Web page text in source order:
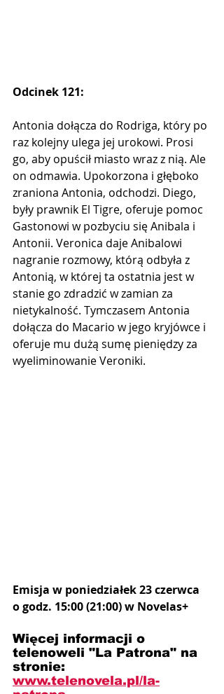
Odcinek 121:
Antonia dołącza do Rodriga, który po
raz kolejny ulega jej urokowi. Prosi
go, aby opuścił miasto wraz z nią. Ale
on odmawia. Upokorzona i głęboko
zraniona Antonia, odchodzi. Diego,
były prawnik El Tigre, oferuje pomoc
Gastonowi w pozbyciu się Anibala i
Antonii. Veronica daje Anibalowi
nagranie rozmowy, którą odbyła z
Antonią, w której ta ostatnia jest w
stanie go zdradzić w zamian za
nietykalność. Tymczasem Antonia
dołącza do Macario w jego kryjówce i
oferuje mu dużą sumę pieniędzy za
wyeliminowanie Veroniki.
Emisja w poniedziałek 23 czerwca
o godz. 15:00 (21:00) w Novelas+
Więcej informacji o
telenoweli "La Patrona" na
stronie:
www.telenovela.pl/la-